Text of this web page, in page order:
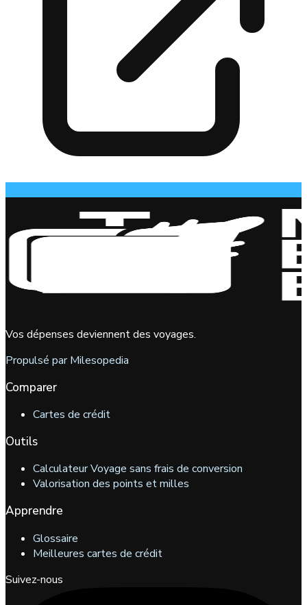
Vos dépenses deviennent des voyages.
Propulsé par Milesopedia
Comparer
Cartes de crédit
Outils
Calculateur Voyage sans frais de conversion
Valorisation des points et milles
Apprendre
Glossaire
Meilleures cartes de crédit
Suivez-nous